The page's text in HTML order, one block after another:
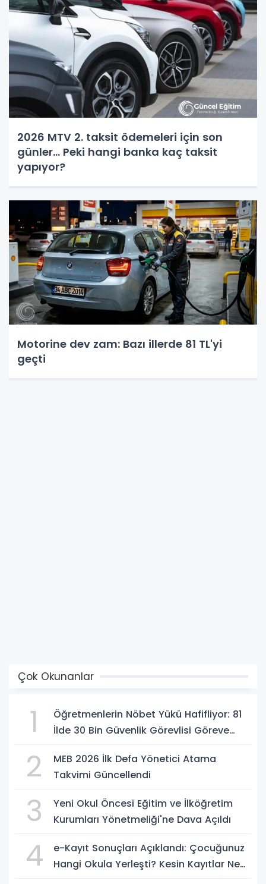
2026 MTV 2. taksit ödemeleri için son
günler... Peki hangi banka kaç taksit
yapıyor?
Motorine dev zam: Bazı illerde 81 TL'yi
geçti
Çok Okunanlar
1
Öğretmenlerin Nöbet Yükü Hafifliyor: 81
İlde 30 Bin Güvenlik Görevlisi Göreve
2
MEB 2026 İlk Defa Yönetici Atama
Takvimi Güncellendi
3
Yeni Okul Öncesi Eğitim ve İlköğretim
Kurumları Yönetmeliği'ne Dava Açıldı
4
e-Kayıt Sonuçları Açıklandı: Çocuğunuz
Hangi Okula Yerleşti? Kesin Kayıtlar Ne